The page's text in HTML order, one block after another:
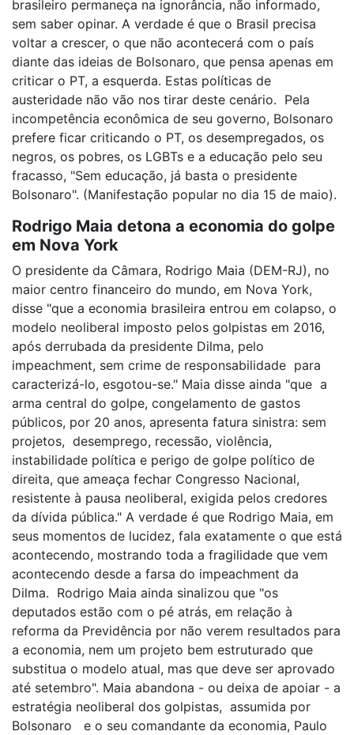
brasileiro permaneça na ignorância, não informado,
sem saber opinar. A verdade é que o Brasil precisa
voltar a crescer, o que não acontecerá com o país
diante das ideias de Bolsonaro, que pensa apenas em
criticar o PT, a esquerda. Estas políticas de
austeridade não vão nos tirar deste cenário. Pela
incompetência econômica de seu governo, Bolsonaro
prefere ficar criticando o PT, os desempregados, os
negros, os pobres, os LGBTs e a educação pelo seu
fracasso, "Sem educação, já basta o presidente
Bolsonaro". (Manifestação popular no dia 15 de maio).
Rodrigo Maia detona a economia do golpe
em Nova York
O presidente da Câmara, Rodrigo Maia (DEM-RJ), no
maior centro financeiro do mundo, em Nova York,
disse "que a economia brasileira entrou em colapso, o
modelo neoliberal imposto pelos golpistas em 2016,
após derrubada da presidente Dilma, pelo
impeachment, sem crime de responsabilidade para
caracterizá-lo, esgotou-se." Maia disse ainda "que a
arma central do golpe, congelamento de gastos
públicos, por 20 anos, apresenta fatura sinistra: sem
projetos, desemprego, recessão, violência,
instabilidade política e perigo de golpe político de
direita, que ameaça fechar Congresso Nacional,
resistente à pausa neoliberal, exigida pelos credores
da dívida pública." A verdade é que Rodrigo Maia, em
seus momentos de lucidez, fala exatamente o que está
acontecendo, mostrando toda a fragilidade que vem
acontecendo desde a farsa do impeachment da
Dilma. Rodrigo Maia ainda sinalizou que "os
deputados estão com o pé atrás, em relação à
reforma da Previdência por não verem resultados para
a economia, nem um projeto bem estruturado que
substitua o modelo atual, mas que deve ser aprovado
até setembro". Maia abandona - ou deixa de apoiar - a
estratégia neoliberal dos golpistas, assumida por
Bolsonaro e o seu comandante da economia, Paulo